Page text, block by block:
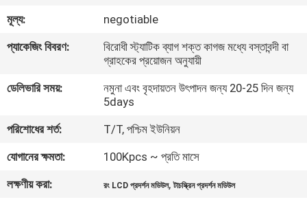
মান
সাথে
যোগাযোগ
করুন
মূল্য:
negotiable
প্যাকেজিং বিবরণ:
বিরোধী স্ট্যাটিক ব্যাগ শক্ত কাগজ মধ্যে বস্তাবন্দী বা
গ্রাহকের প্রয়োজন অনুযায়ী
ডেলিভারি সময়:
নমুনা এবং বৃহদায়তন উৎপাদন জন্য 20-25 দিন জন্য
5days
পরিশোধের শর্ত:
T/T, পশ্চিম ইউনিয়ন
যোগানের ক্ষমতা:
100Kpcs ~ প্রতি মাসে
লক্ষণীয় করা:
রং LCD প্রদর্শন মডিউল,টাচস্ক্রিন প্রদর্শন মডিউল